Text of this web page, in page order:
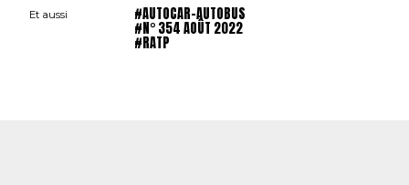
Et aussi #AUTOCAR-AUTOBUS
#N° 354 AOÛT 2022
#RATP